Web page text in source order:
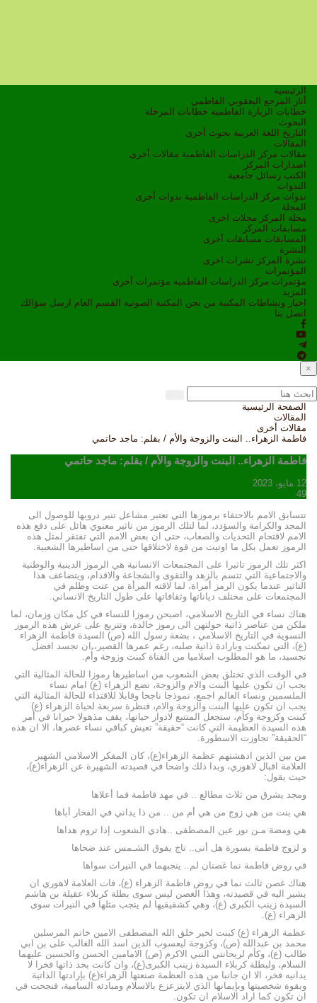
الرئيسية
أثار المرجع اليعقوبي الفاطمي
خطابات الزيارة الفاطمية خطابات المرحلة
البحوث
التاريخ
اللغة العربية بحوث أخرى
المقالات
مقالات مركز الدراسات الفاطمية مقالات أخرى
اصدارات المركز
الكتب رسائل جامعية
الندوات
ندوات مركز الدراسات الفاطمية ندوات أخرى
المجلة
مجلة المركز مجلات اخرى
مسابقات المركز
المسابقات مسابقات أخرى
النشرة
نشرة المركز نشرات اخرى
المؤتمرات
مؤتمرات مركز الدراسات الفاطمية مؤتمرات أخرى
المزيد
اخبار ونشاطات
المكتبة من نحن المكتبة الصوتية القسم العام ارسل سؤالك
اتصل بنا
×
الصفحة الرئيسية
المقالات
مقالات أخرى
فاطمة الزهراء.. البنت والزوجة والأم / بقلم: ماجد حاتمي
فاطمة الزهراء.. البنت والزوجة والأم / بقلم: ماجد حاتمي
12 مايو، 2023
49
تتسابق الامم بالاحتفاء برموزها التي تعتبر مشاعل تنير دروبها للوصول الى
المجد والكرامة والسؤدد، لما لتلك الرموز من تاثير معنوي هائل على دفع هذه
الامم لاقتحام التحديات والصعاب، حتى ان بعض الامم التي تفتقر لمثل هذه
الرموز تعمل بكل ما اوتيت من قوة لاختلاقها حتى من اساطيرها الشعبية.
اكثر تلك الرموز تاثيرا على المجتمعات الانسانية هي الرموز الدينية والوطنية
والاجتماعية التي تتسم بالزهد والتقوى والشجاعة والاقدام، ويتضاعف هذا
التاثير عندما يكون الرمز أمراة، لما لاقته المرأة من عنت وظلم في
المجتمعات على مختلف دياناتها وثقافاتها على طول التاريخ الانساني.
هناك نساء في التاريخ الاسلامي، اصبحن رموزا للنساء في كل مكان وزمان، لما
ملكن من عناصر ذاتية حولتهن الى رموز خالدة، وتتربع على عرش هذه الرموز
النسوية في التاريخ الاسلامي ، بضعة رسول الله (ص) السيدة فاطمة الزهراء
(ع)، التي تمكنت وبارادة ذاتية صلبه، رغم عمرها القصير، ان تجسد افضل
تجسيد، ما هو المطلوب اسلاميا من الفتاة كبنت وزوجة وأُم.
في الوقت الذي تختلق بعض الشعوب من اساطيرها رموزا للحالة المثالية التي
يجب ان تكون عليها البنت والام والزوجة، تضع الزهراء (ع) امام نساء
الملسمين ونساء العالم اجمع، نموذجا ناجحا وقابلا للاقتداء للحالة المثالية التي
يجب ان تكون عليها البنت والزوجة والام، فنظرة سريعة لحياة الزهراء (ع)
كبنت وكزوجة وكأم، ستجعل المتتبع لادوار حياتها، يقف مذهولا حيرانا في أمر
هذه السيدة العظيمة التي كانت “حقيقة” تعيش كباقي نساء عصرها، الا ان هذه
“الحقيقة” تجاوزت الاسطورة.
من بين الذين ادهشتهم عظمة الزهراء(ع)، كان المفكر الاسلامي الشهير
العلامة اقبال لاهوري، وبدا ذلك واضحا في قصيدته الشهيرة عن الزهراء(ع)،
حيث يقول:
ومجد يشرق من ثلاث مطالع .. في مهد فاطمة فما أعلاها
هي بنت من هي زوج من هي أم من .. من ذا يداني في الفخار أباها
هي ومضة مـن نور عين المصطفى ..هادي الشعوب إذا تروم هداها
و لزوج فاطمة بسورة هل أتى.. تاج يفوق الشـمس عند ضحاها
في روض فاطمة نما غصنان لم.. ينجبهما في النيرات سواها
هناك غصن ثالث نما في روض فاطمة الزهراء (ع)، فات العلامة لاهوري ان
يشير اليه في قصيدته، وهذا الغصن ليس سوى بطلة كربلاء عقيلة بن هاشم
السيدة زينب الكبرى (ع)، وهي كشقيقيها لم ينجب مثلها في النيرات سوى
الزهراء (ع).
عظمة الزهراء (ع) كبنت لخير خلق الله المصطفى الامين خاتم المرسلين
محمد بن عبدالله (ص)، وكزوجة ليعسوب الدين اسد الله الغالب على بن ابي
طالب (ع)، وكأم لريحانتي النبي الاكرم (ص) الامامين الحسن والحسين عليهما
السلام، ولبطلة كربلاء السيدة زينب الكبرى(ع)، وان كانت بحد ذاتها فخرا لا
يدانيه فخر، الا ان جانبا من هذه العظمة صنعتها الزهراء(ع) بإرادتها الذاتية
وبقوة شخصيتها وبإيمانها الذي لايتزعزع بالاسلام ومبادئه السامية، فنجحت في
ان تكون كما اراد الاسلام ان تكون.